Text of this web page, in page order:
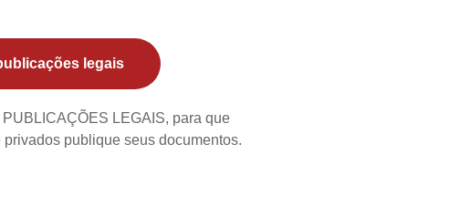
legais
LEGAIS, para que
publique seus documentos.